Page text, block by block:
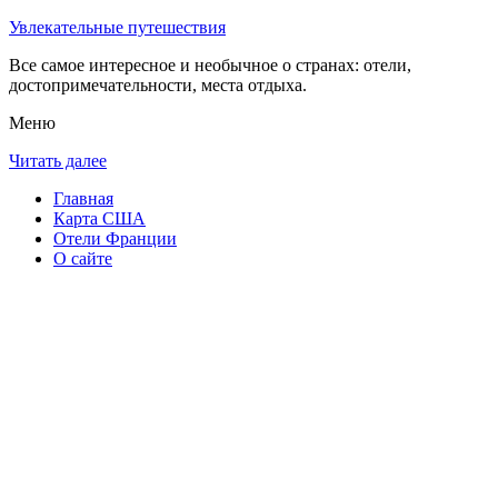
Увлекательные путешествия
Все самое интересное и необычное о странах: отели,
достопримечательности, места отдыха.
Меню
Читать далее
Главная
Карта США
Отели Франции
О сайте